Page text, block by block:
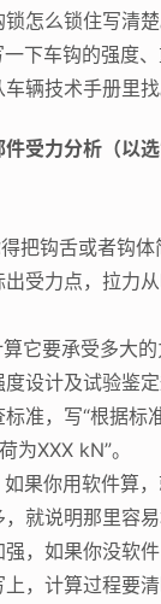
怎么锁住写清楚
一下车钩的强度
辆技术手册里找
受力分析（以
把钩舌或者钩
受力点，拉力
算它要承受多大
设计及试验鉴
准，写“根据标
为XXX kN”。
如果你用软件算
就说明那里容
，如果你没软
，计算过程要清